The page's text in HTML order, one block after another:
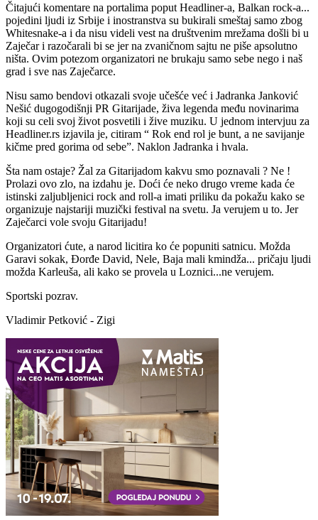
Čitajući komentare na portalima poput Headliner-a, Balkan rock-a...
pojedini ljudi iz Srbije i inostranstva su bukirali smeštaj samo zbog
Whitesnake-a i da nisu videli vest na društvenim mrežama došli bi u
Zaječar i razočarali bi se jer na zvaničnom sajtu ne piše apsolutno
ništa. Ovim potezom organizatori ne brukaju samo sebe nego i naš
grad i sve nas Zaječarce.
Nisu samo bendovi otkazali svoje učešće već i Jadranka Janković
Nešić dugogodišnji PR Gitarijade, živa legenda među novinarima
koji su celi svoj život posvetili i žive muziku. U jednom intervjuu za
Headliner.rs izjavila je, citiram “ Rok end rol je bunt, a ne savijanje
kičme pred gorima od sebe”. Naklon Jadranka i hvala.
Šta nam ostaje? Žal za Gitarijadom kakvu smo poznavali ? Ne !
Prolazi ovo zlo, na izdahu je. Doći će neko drugo vreme kada će
istinski zaljubljenici rock and roll-a imati priliku da pokažu kako se
organizuje najstariji muzički festival na svetu. Ja verujem u to. Jer
Zaječarci vole svoju Gitarijadu!
Organizatori ćute, a narod licitira ko će popuniti satnicu. Možda
Garavi sokak, Đorđe David, Nele, Baja mali kmindža... pričaju ljudi
možda Karleuša, ali kako se provela u Loznici...ne verujem.
Sportski pozrav.
Vladimir Petković - Zigi